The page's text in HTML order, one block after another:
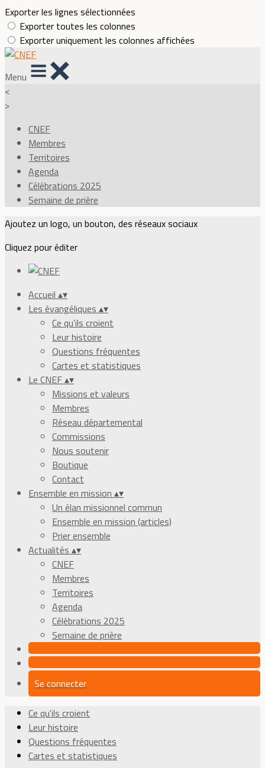
Exporter les lignes sélectionnées
Exporter toutes les colonnes
Exporter uniquement les colonnes affichées
Menu
<
>
CNEF
Membres
Territoires
Agenda
Célébrations 2025
Semaine de prière
Ajoutez un logo, un bouton, des réseaux sociaux
Cliquez pour éditer
Accueil ▴▾
Les évangéliques ▴▾
Ce qu'ils croient
Leur histoire
Questions fréquentes
Cartes et statistiques
Le CNEF▴▾
Missions et valeurs
Membres
Réseau départemental
Commissions
Nous soutenir
Boutique
Contact
Ensemble en mission ▴▾
Un élan missionnel commun
Ensemble en mission (articles)
Prier ensemble
Actualités ▴▾
CNEF
Membres
Territoires
Agenda
Célébrations 2025
Semaine de prière
Se connecter
Ce qu'ils croient
Leur histoire
Questions fréquentes
Cartes et statistiques